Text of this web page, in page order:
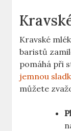
Kravské
baristů
pomáhá při
jemnou
můžete